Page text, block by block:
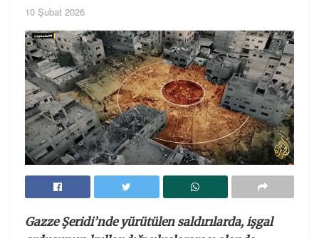
10 Şubat 2026
Gazze Şeridi’nde yürütülen saldırılarda, işgal